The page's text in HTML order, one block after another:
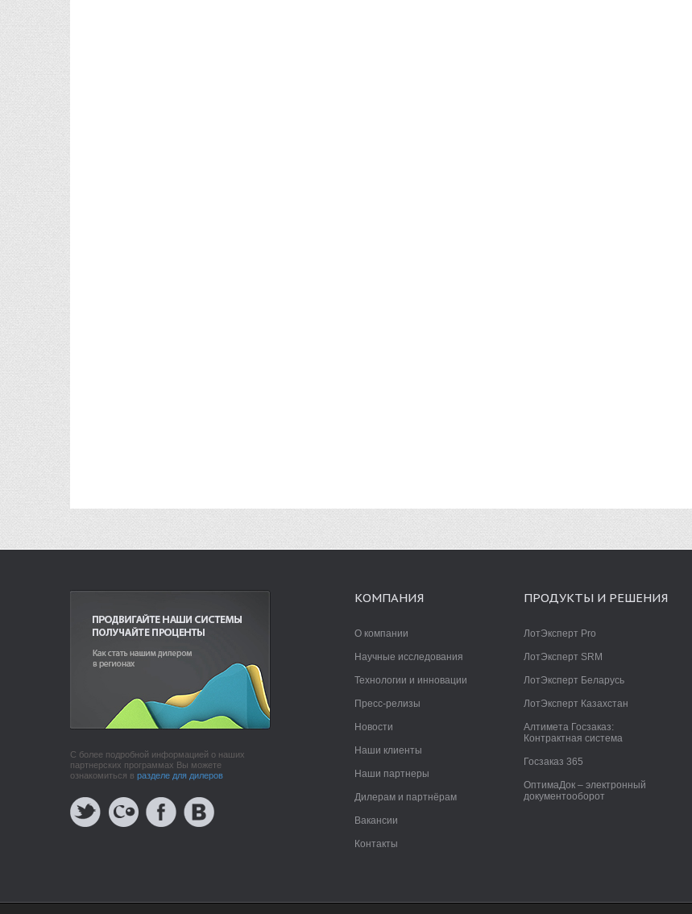
КОМПАНИЯ
О компании
Научные исследования
Технологии и инновации
Пресс-релизы
Новости
Наши клиенты
Наши партнеры
Дилерам и партнёрам
Вакансии
Контакты
ПРОДУКТЫ И РЕШЕНИЯ
ЛотЭксперт Pro
ЛотЭксперт SRM
ЛотЭксперт Беларусь
ЛотЭксперт Казахстан
Алтимета Госзаказ:
Контрактная система
Госзаказ 365
ОптимаДок – электронный
документооборот
С более подробной информацией о наших
партнерских программах Вы можете
ознакомиться в разделе для дилеров